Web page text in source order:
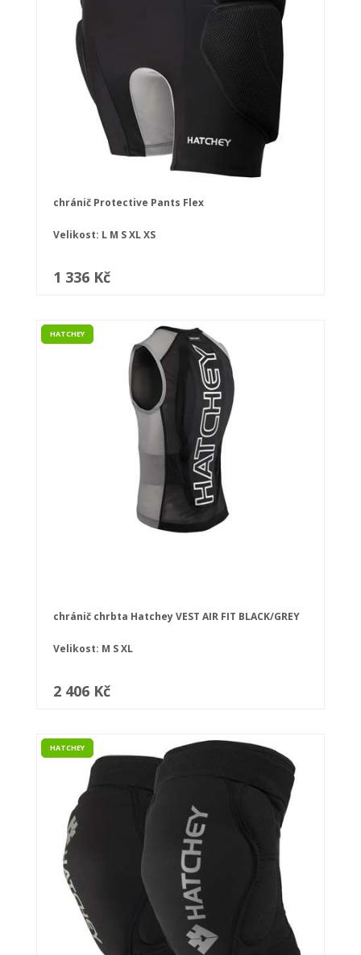
chránič Protective Pants Flex
Velikost: L M SXLXS
1 336 Kč
HATCHEY
chránič chrbta Hatchey VEST AIR FIT BLACK/GREY
Velikost: M SXL
2 406 Kč
HATCHEY